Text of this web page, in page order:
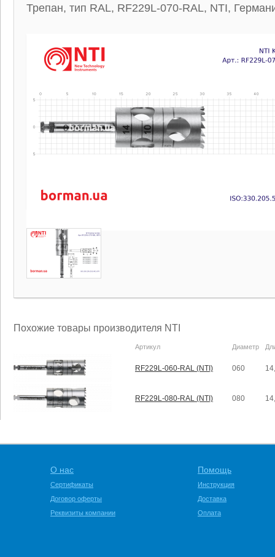
Трепан, тип RAL, RF229L-070-RAL, NTI,
Похожие товары производителя NTI
Артикул Диаметр
RF229L-060-RAL (NTI) 060
RF229L-080-RAL (NTI) 080
О нас
Сертификаты
Договор оферты
Реквизиты компании
Помощь
Инструкция
Доставка
Оплата